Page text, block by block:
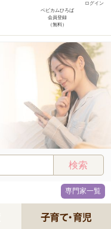
ログイン
ベビカムひろば
会員登録
（無料）
専門家一覧